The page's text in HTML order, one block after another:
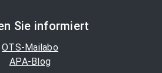
Sie informiert
OTS-Mailabo
APA-Blog